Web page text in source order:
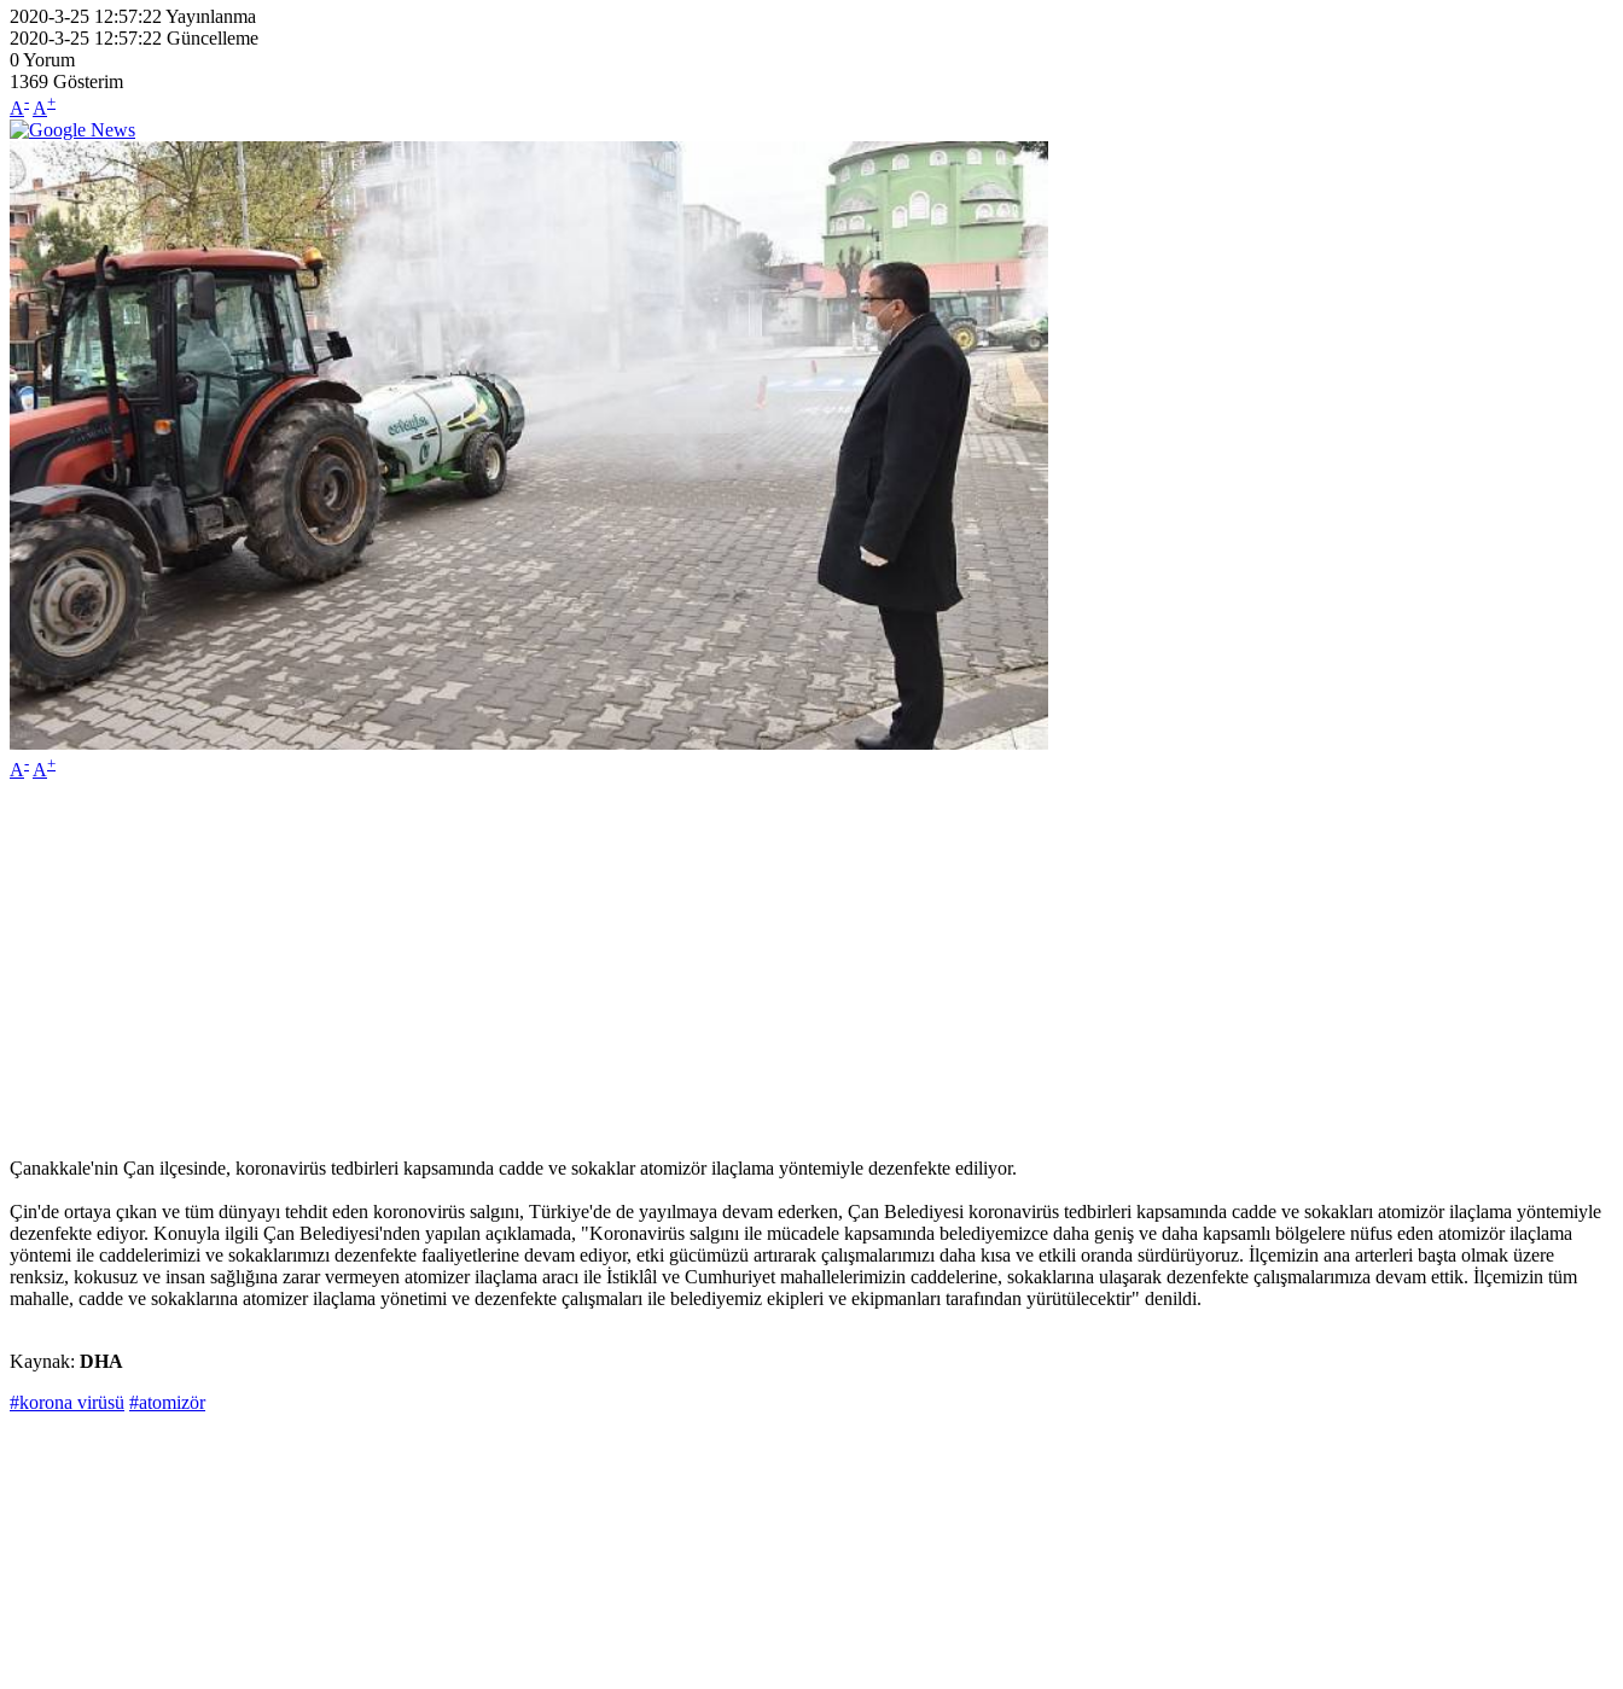
2020-3-25 12:57:22 Yayınlanma
2020-3-25 12:57:22 Güncelleme
0Yorum
1369 Gösterim
A- A+
A- A+
Çanakkale'nin Çan ilçesinde, koronavirüs tedbirleri kapsamında cadde ve sokaklar atomizör ilaçlama yöntemiyle dezenfekte ediliyor.
Çin'de ortaya çıkan ve tüm dünyayı tehdit eden koronovirüs salgını, Türkiye'de de yayılmaya devam ederken, Çan Belediyesi koronavirüs tedbirleri kapsamında cadde ve sokakları atomizör ilaçlama yöntemiyle
dezenfekte ediyor. Konuyla ilgili Çan Belediyesi'nden yapılan açıklamada, "Koronavirüs salgını ile mücadele kapsamında belediyemizce daha geniş ve daha kapsamlı bölgelere nüfus eden atomizör ilaçlama
yöntemi ile caddelerimizi ve sokaklarımızı dezenfekte faaliyetlerine devam ediyor, etki gücümüzü artırarak çalışmalarımızı daha kısa ve etkili oranda sürdürüyoruz. İlçemizin ana arterleri başta olmak üzere
renksiz, kokusuz ve insan sağlığına zarar vermeyen atomizer ilaçlama aracı ile İstiklâl ve Cumhuriyet mahallelerimizin caddelerine, sokaklarına ulaşarak dezenfekte çalışmalarımıza devam ettik. İlçemizin tüm
mahalle, cadde ve sokaklarına atomizer ilaçlama yönetimi ve dezenfekte çalışmaları ile belediyemiz ekipleri ve ekipmanları tarafından yürütülecektir" denildi.
Kaynak: DHA
#korona virüsü #atomizör